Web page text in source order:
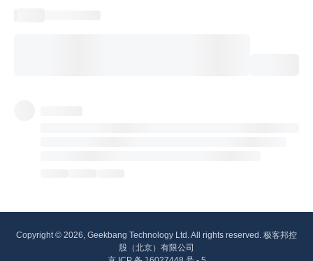
Copyright © 2026, Geekbang Technology Ltd. All rights reserved. 极客邦控
股（北京）有限公司